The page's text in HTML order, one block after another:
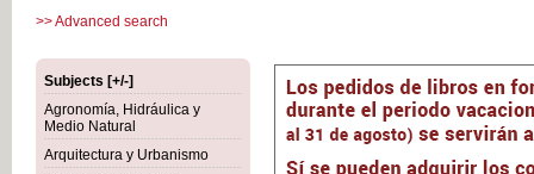
>> Advanced search
Subjects [+/-]
Agronomía, Hidráulica y
Medio Natural
Arquitectura y Urbanismo